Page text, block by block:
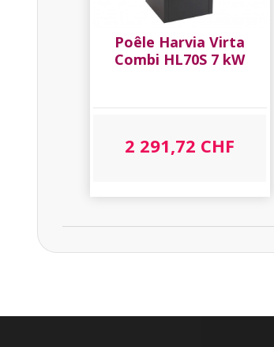
SÉLECTIONNER
Poêle Harvia Virta
Combi HL70S 7 kW
2 291,72 CHF